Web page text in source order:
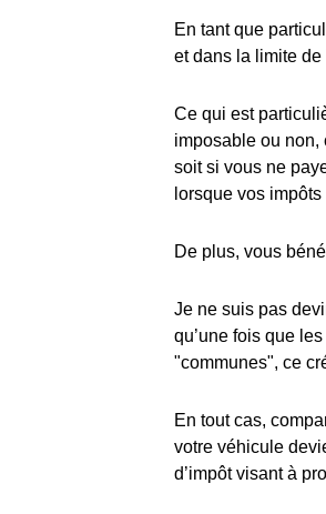
En tant que
et dans la limite de
Ce qui est
imposable ou non,
soit si vous ne
lorsque vos
De plus, vous
Je ne suis pas
qu’une fois que
"communes", ce
En tout cas,
votre véhicule
d’impôt visant à